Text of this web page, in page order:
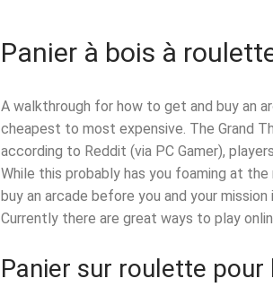
Panier à bois à
A walkthrough for how to get and buy an
cheapest to most expensive. The Grand
according to Reddit (via PC Gamer),
While this probably has you foaming at
buy an arcade before you and your
Currently there are great ways to play
Panier sur roulette pour